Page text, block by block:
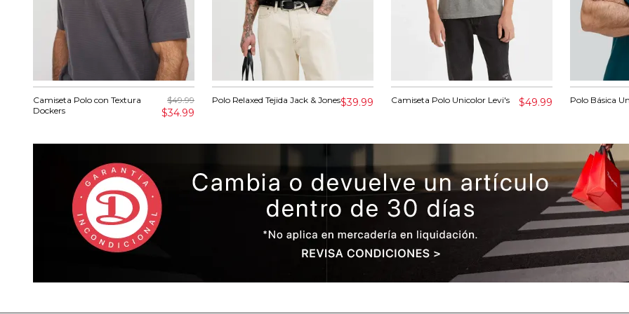
Camiseta Polo con Textura
Dockers
$49.99
$34.99
Polo Relaxed Tejida Jack & Jones$39.99 Camiseta Polo Unicolor Levi's $49.99 Polo Básica